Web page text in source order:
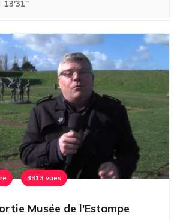
13'31''
3313 vues
Musée de l'Estampe